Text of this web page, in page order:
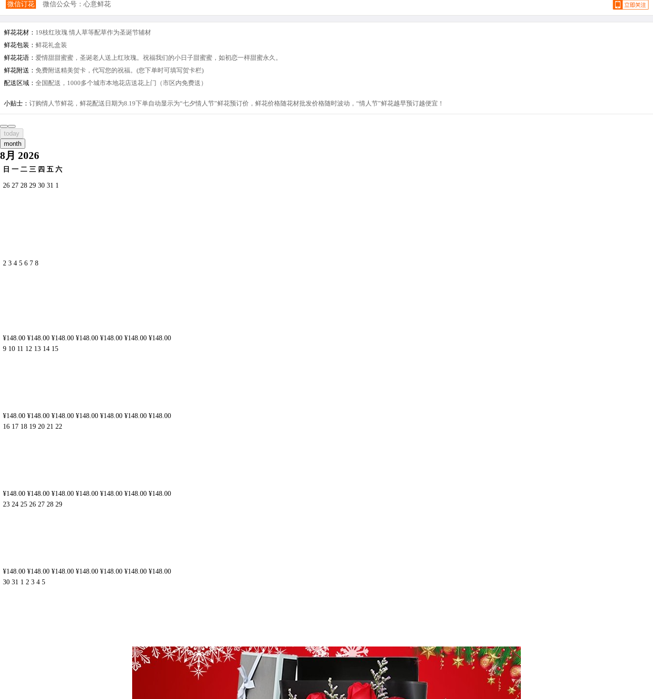
微信订花 微信公众号：心意鲜花
鲜花花材： 19枝红玫瑰 情人草等配草作为圣诞节辅材
鲜花包装： 鲜花礼盒装
鲜花花语： 爱情甜甜蜜蜜，圣诞老人送上红玫瑰。祝福我们的小日子甜蜜蜜，如初恋一样甜蜜永久。
鲜花附送： 免费附送精美贺卡，代写您的祝福。(您下单时可填写贺卡栏)
配送区域： 全国配送，1000多个城市本地花店送花上门（市区内免费送）
小贴士： 订购情人节鲜花，鲜花配送日期为8.19下单自动显示为“七夕情人节”鲜花预订价，鲜花价格随花材批发价格随时波动，“情人节”鲜花越早预订越便宜！
today
month
8月 2026
日 一 二 三 四 五 六
26 27 28 29 30 31 1
2 3 4 5 6 7 8
¥148.00 ¥148.00 ¥148.00 ¥148.00 ¥148.00 ¥148.00 ¥148.00
9 10 11 12 13 14 15
¥148.00 ¥148.00 ¥148.00 ¥148.00 ¥148.00 ¥148.00 ¥148.00
16 17 18 19 20 21 22
¥148.00 ¥148.00 ¥148.00 ¥148.00 ¥148.00 ¥148.00 ¥148.00
23 24 25 26 27 28 29
¥148.00 ¥148.00 ¥148.00 ¥148.00 ¥148.00 ¥148.00 ¥148.00
30 31 1 2 3 4 5